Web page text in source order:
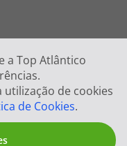
a Top Atlântico
utilização de cookies
de Cookies.
Viagens e Turismo